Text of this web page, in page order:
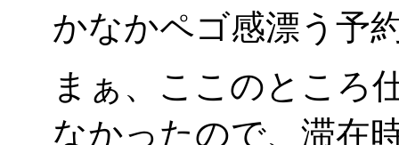
かなかペゴ感漂う予
まぁ、ここのところ
なかったので、滞在